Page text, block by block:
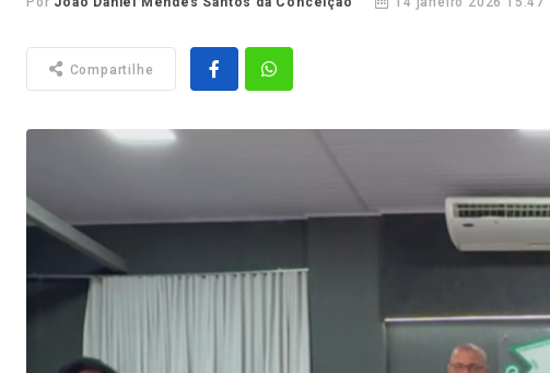
Compartilhe